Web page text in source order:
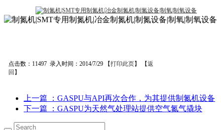
点击数：11497 录入时间：2014/7/29 【打印此页】 【返
回 】
上一篇
：GASPU与API再次合作，为其提供制氮机设备
下一篇
：GASPU为天然气处理站提供空气氮气撬块